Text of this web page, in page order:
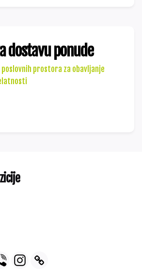
dostavu ponude
poslovnih prostora za obavljanje